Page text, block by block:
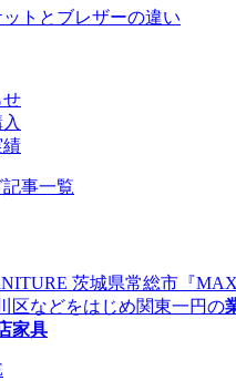
ットとブレザーの違い
せ
績
事一覧
茨城県常総市『
区などをはじめ関東一円の
家具